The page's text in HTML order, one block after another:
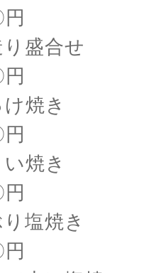
合せ
焼き
い焼き
塩焼き